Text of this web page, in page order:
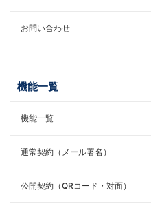
お問い合わせ
機能一覧
機能一覧
通常契約（メール署名）
公開契約（QRコード・対面）